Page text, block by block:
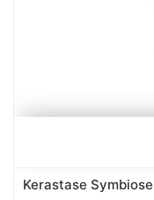
Kerastase